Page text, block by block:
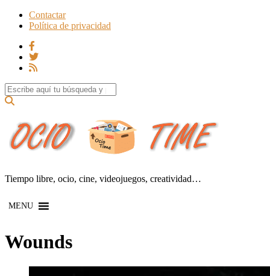
Contactar
Política de privacidad
Search for:
Tiempo libre, ocio, cine, videojuegos, creatividad…
MENU
Wounds